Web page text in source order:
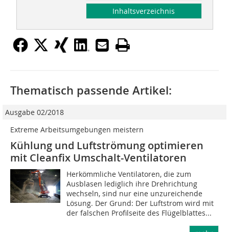
Inhaltsverzeichnis
Thematisch passende Artikel:
Ausgabe 02/2018
Extreme Arbeitsumgebungen meistern
Kühlung und Luftströmung optimieren
mit Cleanfix Umschalt-Ventilatoren
Herkömmliche Ventilatoren, die zum
Ausblasen lediglich ihre Drehrichtung
wechseln, sind nur eine unzureichende
Lösung. Der Grund: Der Luftstrom wird mit
der falschen Profilseite des Flügelblattes...